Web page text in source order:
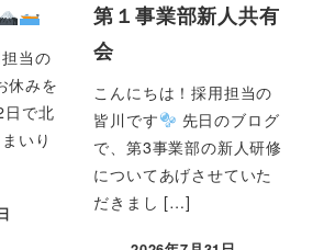
当の
休みを
日で北
いり
第１事業部新人共有
会
こんにちは！採用担当の
皆川です
先日のブログ
で、第3事業部の新人研修
についてあげさせていた
だきまし […]